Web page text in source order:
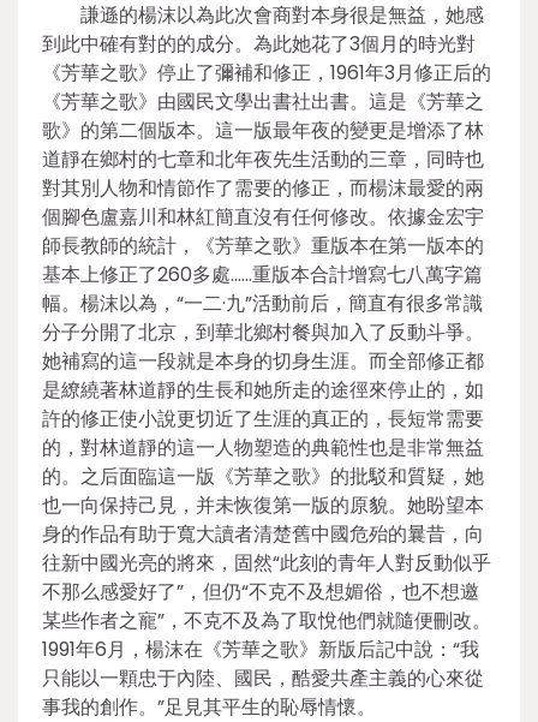
謙遜的楊沫以為此次會商對本身很是無益，她感
到此中確有對的的成分。為此她花了3個月的時光對
《芳華之歌》停止了彌補和修正，1961年3月修正后的
《芳華之歌》由國民文學出書社出書。這是《芳華之
歌》的第二個版本。這一版最年夜的變更是增添了林
道靜在鄉村的七章和北年夜先生活動的三章，同時也
對其別人物和情節作了需要的修正，而楊沫最愛的兩
個腳色盧嘉川和林紅簡直沒有任何修改。依據金宏宇
師長教師的統計，《芳華之歌》重版本在第一版本的
基本上修正了260多處……重版本合計增寫七八萬字篇
幅。楊沫以為，“一二·九”活動前后，簡直有很多常識
分子分開了北京，到華北鄉村餐與加入了反動斗爭。
她補寫的這一段就是本身的切身生涯。而全部修正都
是繚繞著林道靜的生長和她所走的途徑來停止的，如
許的修正使小說更切近了生涯的真正的，長短常需要
的，對林道靜的這一人物塑造的典範性也是非常無益
的。之后面臨這一版《芳華之歌》的批駁和質疑，她
也一向保持己見，并未恢復第一版的原貌。她盼望本
身的作品有助于寬大讀者清楚舊中國危殆的曩昔，向
往新中國光亮的將來，固然“此刻的青年人對反動似乎
不那么感愛好了”，但仍“不克不及想媚俗，也不想邀
某些作者之寵”，不克不及為了取悅他們就隨便刪改。
1991年6月，楊沫在《芳華之歌》新版后記中說：“我
只能以一顆忠于內陸、國民，酷愛共產主義的心來從
事我的創作。”足見其平生的恥辱情懷。